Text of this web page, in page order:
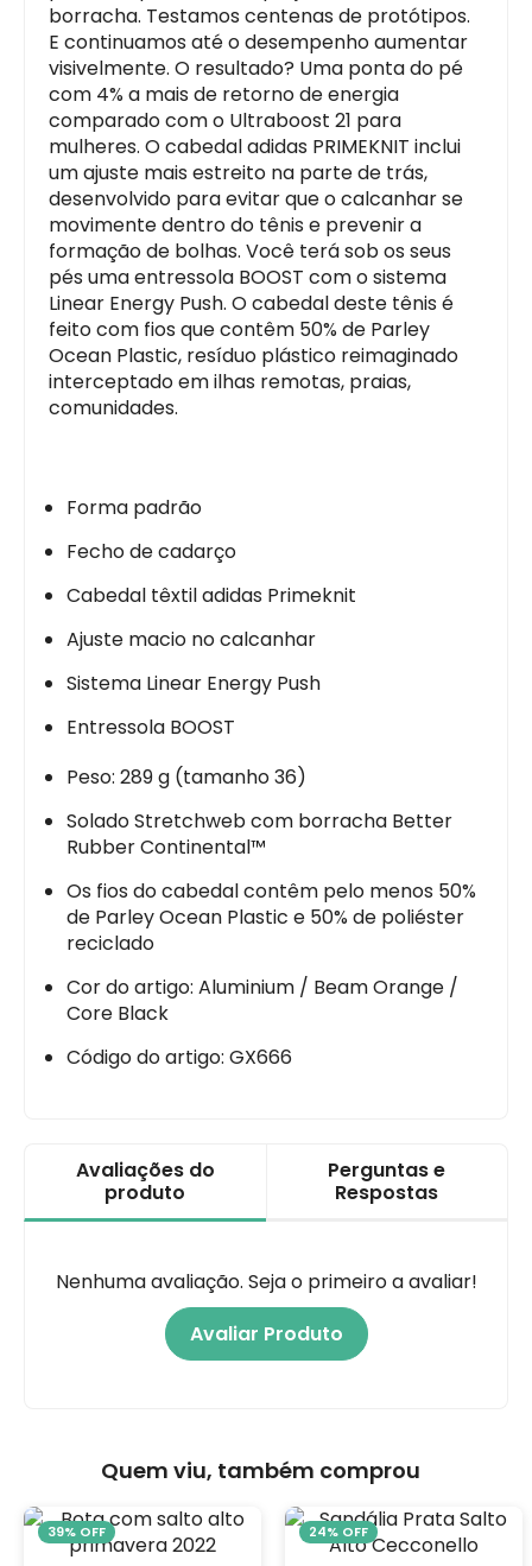
borracha. Testamos centenas de protótipos.
E continuamos até o desempenho aumentar
visivelmente. O resultado? Uma ponta do pé
com 4% a mais de retorno de energia
comparado com o Ultraboost 21 para
mulheres. O cabedal adidas PRIMEKNIT inclui
um ajuste mais estreito na parte de trás,
desenvolvido para evitar que o calcanhar se
movimente dentro do tênis e prevenir a
formação de bolhas. Você terá sob os seus
pés uma entressola BOOST com o sistema
Linear Energy Push. O cabedal deste tênis é
feito com fios que contêm 50% de Parley
Ocean Plastic, resíduo plástico reimaginado
interceptado em ilhas remotas, praias,
comunidades.
Forma padrão
Fecho de cadarço
Cabedal têxtil adidas Primeknit
Ajuste macio no calcanhar
Sistema Linear Energy Push
Entressola BOOST
Peso: 289 g (tamanho 36)
Solado Stretchweb com borracha Better
Rubber Continental™
Os fios do cabedal contêm pelo menos 50%
de Parley Ocean Plastic e 50% de poliéster
reciclado
Cor do artigo: Aluminium / Beam Orange /
Core Black
Código do artigo: GX666
Avaliações do
produto
Perguntas e
Respostas
Nenhuma avaliação. Seja o primeiro a avaliar!
Avaliar Produto
Quem viu, também comprou
39% OFF 24% OFF